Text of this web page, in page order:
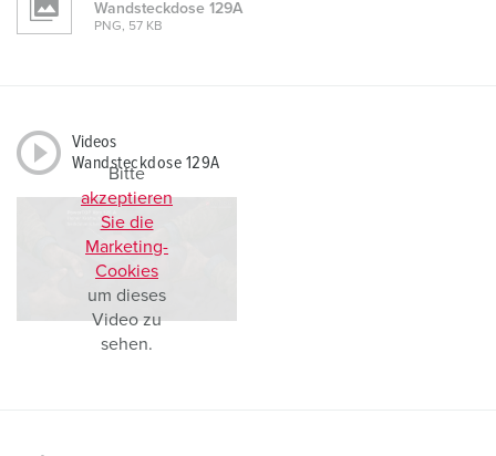
Wandsteckdose 129A
PNG, 57 KB
Videos
Wandsteckdose 129A
Bitte
akzeptieren
Sie die
Marketing-
Cookies
um dieses
Video zu
sehen.